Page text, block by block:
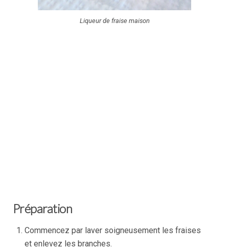
Liqueur de fraise maison
Préparation
Commencez par laver soigneusement les fraises
et enlevez les branches.